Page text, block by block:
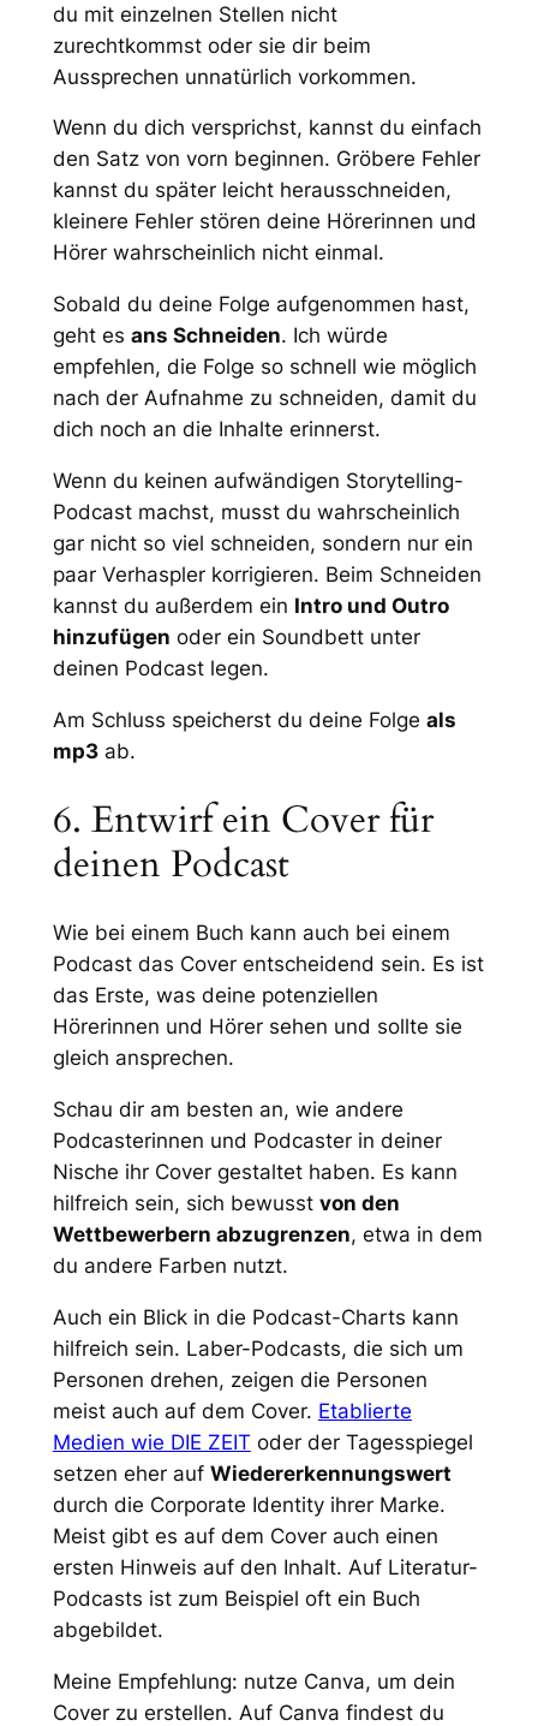
du mit einzelnen Stellen nicht
zurechtkommst oder sie dir beim
Aussprechen unnatürlich vorkommen.
Wenn du dich versprichst, kannst du einfach
den Satz von vorn beginnen. Gröbere Fehler
kannst du später leicht herausschneiden,
kleinere Fehler stören deine Hörerinnen und
Hörer wahrscheinlich nicht einmal.
Sobald du deine Folge aufgenommen hast,
geht es ans Schneiden. Ich würde
empfehlen, die Folge so schnell wie möglich
nach der Aufnahme zu schneiden, damit du
dich noch an die Inhalte erinnerst.
Wenn du keinen aufwändigen Storytelling-
Podcast machst, musst du wahrscheinlich
gar nicht so viel schneiden, sondern nur ein
paar Verhaspler korrigieren. Beim Schneiden
kannst du außerdem ein Intro und Outro
hinzufügen oder ein Soundbett unter
deinen Podcast legen.
Am Schluss speicherst du deine Folge als
mp3ab.
6. Entwirf ein Cover für
deinen Podcast
Wie bei einem Buch kann auch bei einem
Podcast das Cover entscheidend sein. Es ist
das Erste, was deine potenziellen
Hörerinnen und Hörer sehen und sollte sie
gleich ansprechen.
Schau dir am besten an, wie andere
Podcasterinnen und Podcaster in deiner
Nische ihr Cover gestaltet haben. Es kann
hilfreich sein, sich bewusst von den
Wettbewerbern abzugrenzen, etwa in dem
du andere Farben nutzt.
Auch ein Blick in die Podcast-Charts kann
hilfreich sein. Laber-Podcasts, die sich um
Personen drehen, zeigen die Personen
meist auch auf dem Cover. Etablierte
Medien wie DIE ZEIT oder der Tagesspiegel
setzen eher auf Wiedererkennungswert
durch die Corporate Identity ihrer Marke.
Meist gibt es auf dem Cover auch einen
ersten Hinweis auf den Inhalt. Auf Literatur-
Podcasts ist zum Beispiel oft ein Buch
abgebildet.
Meine Empfehlung: nutze Canva, um dein
Cover zu erstellen. Auf Canva findest du